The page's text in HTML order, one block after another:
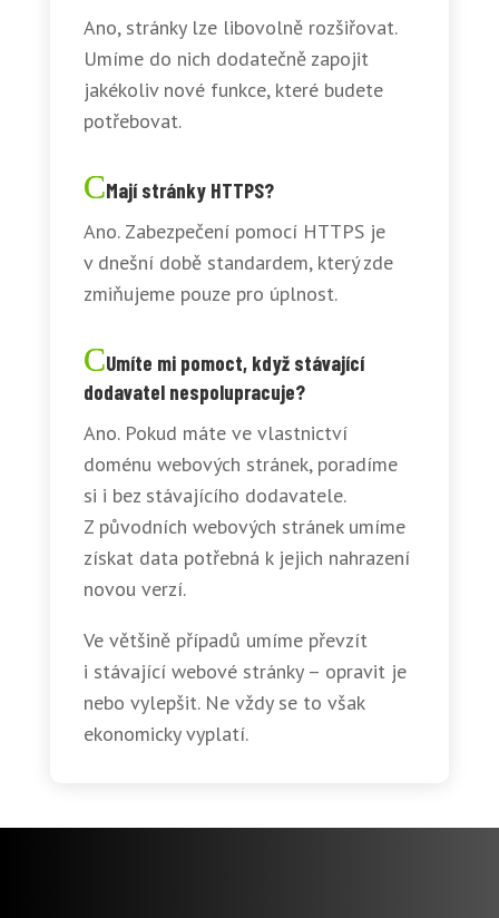
Ano, stránky lze libovolně rozšiřovat.
Umíme do nich dodatečně zapojit
jakékoliv nové funkce, které budete
potřebovat.
Mají stránky HTTPS?
Ano. Zabezpečení pomocí HTTPS je
v dnešní době standardem, který zde
zmiňujeme pouze pro úplnost.
Umíte mi pomoct, když stávající
dodavatel nespolupracuje?
Ano. Pokud máte ve vlastnictví
doménu webových stránek, poradíme
si i bez stávajícího dodavatele.
Z původních webových stránek umíme
získat data potřebná k jejich nahrazení
novou verzí.
Ve většině případů umíme převzít
i stávající webové stránky – opravit je
nebo vylepšit. Ne vždy se to však
ekonomicky vyplatí.